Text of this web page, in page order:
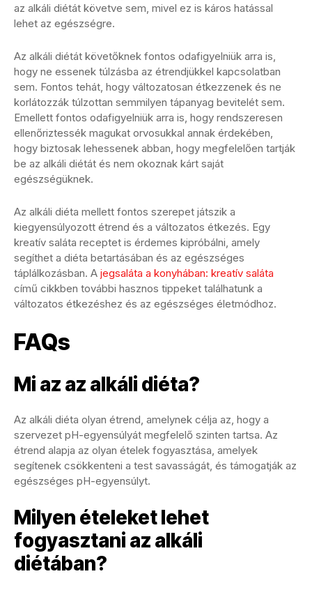
az alkáli diétát követve sem, mivel ez is káros hatással
lehet az egészségre.
Az alkáli diétát követőknek fontos odafigyelniük arra is,
hogy ne essenek túlzásba az étrendjükkel kapcsolatban
sem. Fontos tehát, hogy változatosan étkezzenek és ne
korlátozzák túlzottan semmilyen tápanyag bevitelét sem.
Emellett fontos odafigyelniük arra is, hogy rendszeresen
ellenőriztessék magukat orvosukkal annak érdekében,
hogy biztosak lehessenek abban, hogy megfelelően tartják
be az alkáli diétát és nem okoznak kárt saját
egészségüknek.
Az alkáli diéta mellett fontos szerepet játszik a
kiegyensúlyozott étrend és a változatos étkezés. Egy
kreatív saláta receptet is érdemes kipróbálni, amely
segíthet a diéta betartásában és az egészséges
táplálkozásban. A jegsaláta a konyhában: kreatív saláta
című cikkben további hasznos tippeket találhatunk a
változatos étkezéshez és az egészséges életmódhoz.
FAQs
Mi az az alkáli diéta?
Az alkáli diéta olyan étrend, amelynek célja az, hogy a
szervezet pH-egyensúlyát megfelelő szinten tartsa. Az
étrend alapja az olyan ételek fogyasztása, amelyek
segítenek csökkenteni a test savasságát, és támogatják az
egészséges pH-egyensúlyt.
Milyen ételeket lehet
fogyasztani az alkáli
diétában?